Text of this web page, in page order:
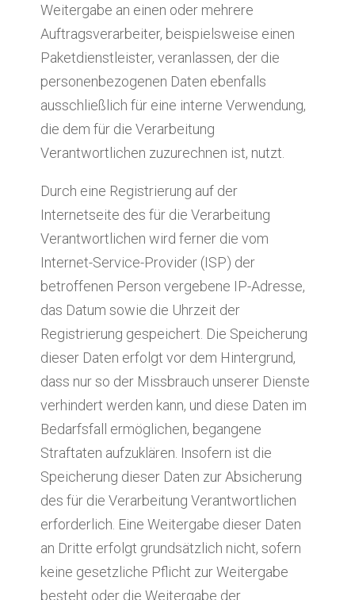
Weitergabe an einen oder mehrere
Auftragsverarbeiter, beispielsweise einen
Paketdienstleister, veranlassen, der die
personenbezogenen Daten ebenfalls
ausschließlich für eine interne Verwendung,
die dem für die Verarbeitung
Verantwortlichen zuzurechnen ist, nutzt.
Durch eine Registrierung auf der
Internetseite des für die Verarbeitung
Verantwortlichen wird ferner die vom
Internet-Service-Provider (ISP) der
betroffenen Person vergebene IP-Adresse,
das Datum sowie die Uhrzeit der
Registrierung gespeichert. Die Speicherung
dieser Daten erfolgt vor dem Hintergrund,
dass nur so der Missbrauch unserer Dienste
verhindert werden kann, und diese Daten im
Bedarfsfall ermöglichen, begangene
Straftaten aufzuklären. Insofern ist die
Speicherung dieser Daten zur Absicherung
des für die Verarbeitung Verantwortlichen
erforderlich. Eine Weitergabe dieser Daten
an Dritte erfolgt grundsätzlich nicht, sofern
keine gesetzliche Pflicht zur Weitergabe
besteht oder die Weitergabe der